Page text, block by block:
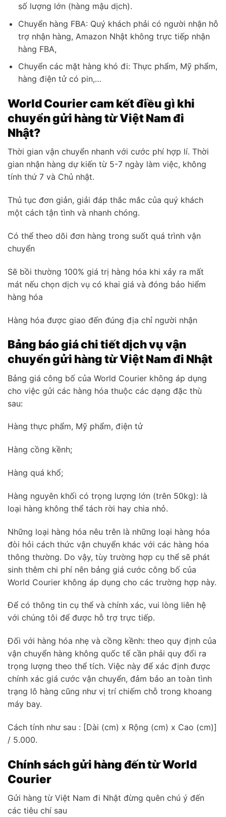
số lượng lớn (hàng mậu dịch).
Chuyển hàng FBA: Quý khách phải có người nhận hỗ
trợ nhận hàng, Amazon Nhật không trực tiếp nhận
hàng FBA,
Chuyển các mặt hàng khó đi: Thực phẩm, Mỹ phẩm,
hàng điện tử có pin,…
World Courier cam kết điều gì khi
chuyển gửi hàng từ Việt Nam đi
Nhật?
Thời gian vận chuyển nhanh với cước phí hợp lí. Thời
gian nhận hàng dự kiến từ 5-7 ngày làm việc, không
tính thứ 7 và Chủ nhật.
Thủ tục đơn giản, giải đáp thắc mắc của quý khách
một cách tận tình và nhanh chóng.
Có thể theo dõi đơn hàng trong suốt quá trình vận
chuyển
Sẽ bồi thường 100% giá trị hàng hóa khi xảy ra mất
mát nếu chọn dịch vụ có khai giá và đóng bảo hiểm
hàng hóa
Hàng hóa được giao đến đúng địa chỉ người nhận
Bảng báo giá chi tiết dịch vụ vận
chuyển gửi hàng từ Việt Nam đi Nhật
Bảng giá công bố của World Courier không áp dụng
cho việc gửi các hàng hóa thuộc các dạng đặc thù
sau:
Hàng thực phẩm, Mỹ phẩm, điện tử
Hàng cồng kềnh;
Hàng quá khổ;
Hàng nguyên khối có trọng lượng lớn (trên 50kg): là
loại hàng không thể tách rời hay chia nhỏ.
Những loại hàng hóa nêu trên là những loại hàng hóa
đòi hỏi cách thức vận chuyển khác với các hàng hóa
thông thường. Do vậy, tùy trường hợp cụ thể sẽ phát
sinh thêm chi phí nên bảng giá cước công bố của
World Courier không áp dụng cho các trường hợp này.
Để có thông tin cụ thể và chính xác, vui lòng liên hệ
với chúng tôi để được hỗ trợ trực tiếp.
Đối với hàng hóa nhẹ và cồng kềnh: theo quy định của
vận chuyển hàng không quốc tế cần phải quy đổi ra
trọng lượng theo thể tích. Việc này để xác định được
chính xác giá cước vận chuyển, đảm bảo an toàn tình
trạng lô hàng cũng như vị trí chiếm chỗ trong khoang
máy bay.
Cách tính như sau : [Dài (cm) x Rộng (cm) x Cao (cm)]
/ 5.000.
Chính sách gửi hàng đến từ World
Courier
Gửi hàng từ Việt Nam đi Nhật đừng quên chú ý đến
các tiêu chí sau